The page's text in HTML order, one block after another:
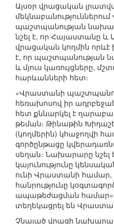
Այսօր վրացական
պաշտպանության
նշել է, որ Հայաստանը և
վրացական կողմին որևէ
է, որ պաշտպանության
և մյուս կառույցները,
հարևանների հետ։
«Վրաստանի
հեռախոսով իր
հետ քննարկել է
թեման։ Թինաթին
(կողմերին) կհաջողվի
գործընթացը
սեղան։ Նախարարը
կայունությունը
ունի Վրաստանի համար,
հանրությունը
ապաթեժացման
տեղեկացրել են
Չնայած վրացի